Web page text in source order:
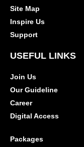
Site Map
Inspire Us
Support
USEFUL LINKS
Join Us
Our Guideline
Career
Digital Access
Packages